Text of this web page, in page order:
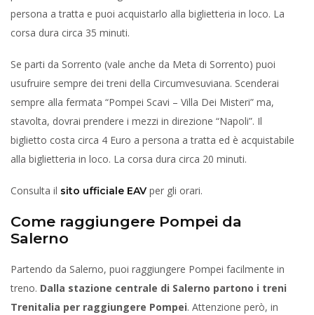
persona a tratta e puoi acquistarlo alla biglietteria in loco. La
corsa dura circa 35 minuti.
Se parti da Sorrento (vale anche da Meta di Sorrento) puoi
usufruire sempre dei treni della Circumvesuviana. Scenderai
sempre alla fermata “Pompei Scavi – Villa Dei Misteri” ma,
stavolta, dovrai prendere i mezzi in direzione “Napoli”. Il
biglietto costa circa 4 Euro a persona a tratta ed è acquistabile
alla biglietteria in loco. La corsa dura circa 20 minuti.
Consulta il sito ufficiale EAV per gli orari.
Come raggiungere Pompei da
Salerno
Partendo da Salerno, puoi raggiungere Pompei facilmente in
treno. Dalla stazione centrale di Salerno partono i treni
Trenitalia per raggiungere Pompei. Attenzione però, in